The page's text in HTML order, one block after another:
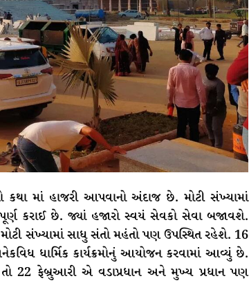
માં હાજરી આપવાનો અંદાજ છે. મોટી સંખ્યામાં
કરાઈ છે. જ્યાં હજારો સ્વયં સેવકો સેવા બજાવશે.
સંખ્યામાં સાધુ સંતો મહંતો પણ ઉપસ્થિત રહેશે. 16
ધાર્મિક કાર્યક્રમોનું આયોજન કરવામાં આવ્યું છે.
તો 22 ફેબ્રુઆરી એ વડાપ્રધાન અને મુખ્ય પ્રધાન પણ